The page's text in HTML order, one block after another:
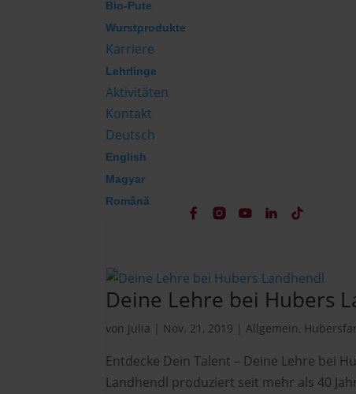
Bio-Pute
Wurstprodukte
Karriere
Lehrlinge
Aktivitäten
Kontakt
Deutsch
English
Magyar
Română
Deine Lehre bei Hubers
von Julia | Nov. 21, 2019 |Allgemein,
Entdecke Dein Talent – Deine Lehre bei
Landhendl produziert seit mehr als 40